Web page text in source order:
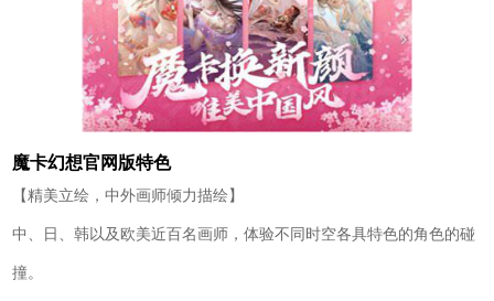
魔卡幻想官网版特色
【精美立绘，中外画师倾力描绘】
中、日、韩以及欧美近百名画师，体验不同时空各具特色的角色的碰
撞。